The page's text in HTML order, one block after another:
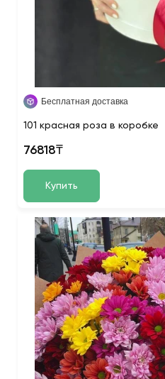
Бесплатная доставка
101 красная роза в коробке
76818₸
Купить